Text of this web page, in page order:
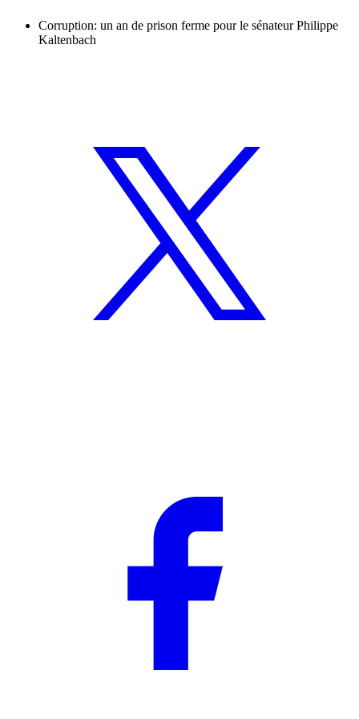
Corruption: un an de prison ferme pour le sénateur Philippe
Kaltenbach